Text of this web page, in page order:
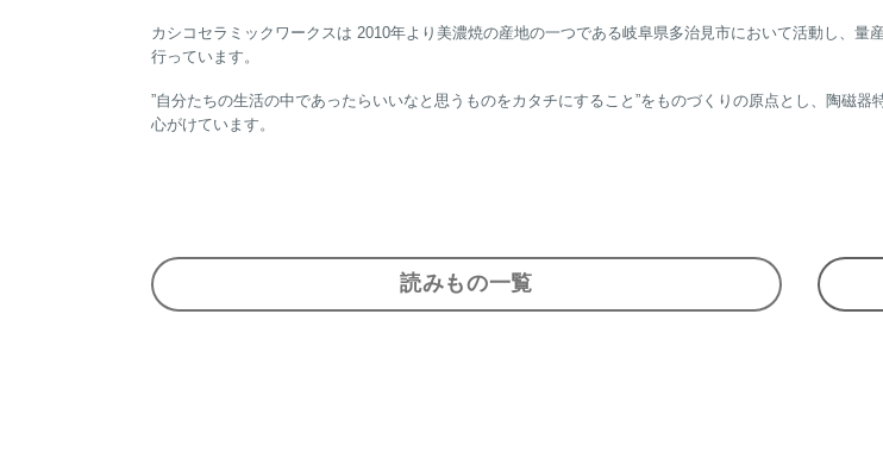
カシコセラミックワークスは 2010年より美濃焼の産地の一つである岐阜県多治見市において活動し、
行っています。
”自分たちの生活の中であったらいいなと思うものをカタチにすること”をものづくりの原点とし、陶磁
心がけています。
読みもの一覧